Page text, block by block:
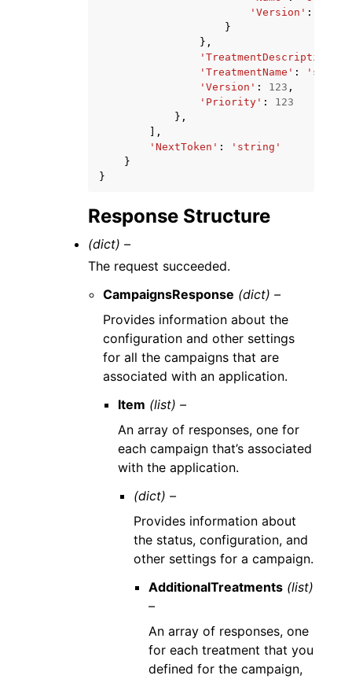
'Version' :
}
},
'TreatmentDescription'
'TreatmentName' :
'Version' : 123 ,
'Priority' :
123
},
],
'NextToken' :
'string'
}
}
Response Structure
(dict) –
The request succeeded.
CampaignsResponse (dict) –
Provides information about the
configuration and other settings
for all the campaigns that are
associated with an application.
Item (list) –
An array of responses, one for
each campaign that’s associated
with the application.
(dict) –
Provides information about
the status, configuration, and
other settings for a campaign.
AdditionalTreatments (list)
–
An array of responses, one
for each treatment that you
defined for the campaign,